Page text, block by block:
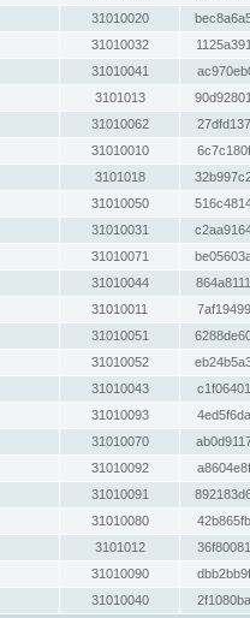
31010020
31010032
31010041
3101013
31010062
31010010
3101018
31010050
31010031
31010071
31010044
31010011
31010051
31010052
31010043
31010093
31010070
31010092
31010091
31010080
3101012
31010090
31010040